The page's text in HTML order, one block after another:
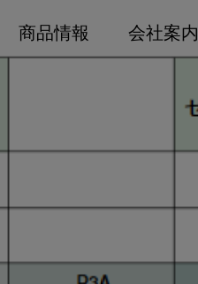
商品情報 会社案内